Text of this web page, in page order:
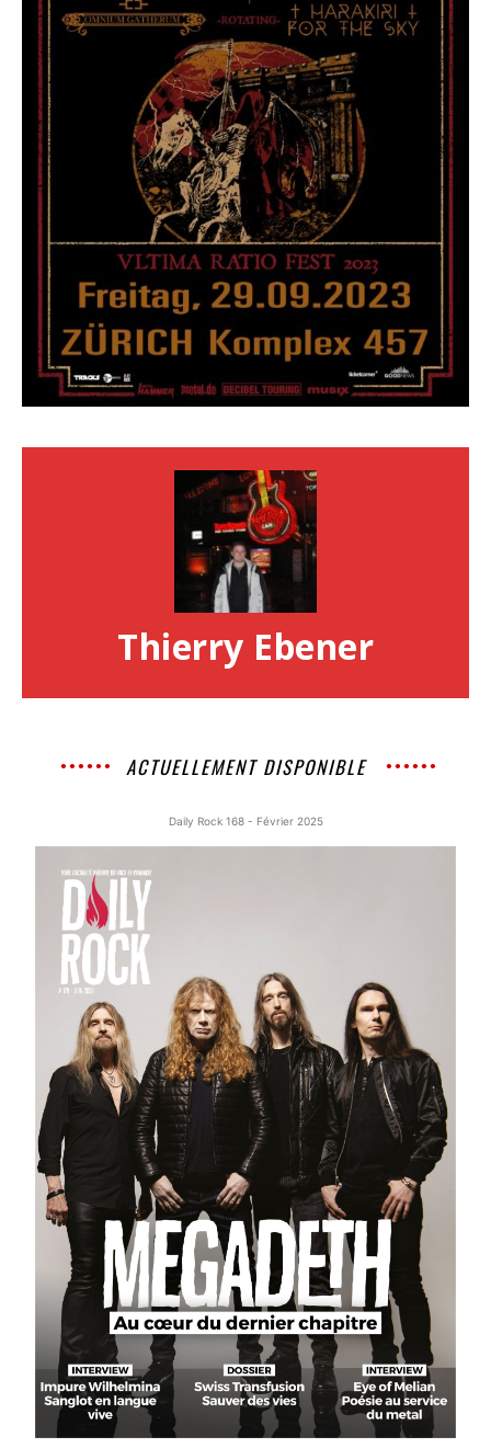
Thierry Ebener
ACTUELLEMENT DISPONIBLE
Daily Rock 168 - Février 2025